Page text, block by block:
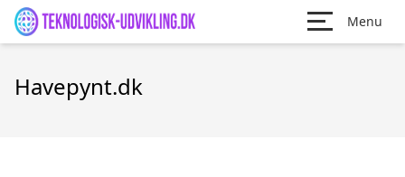
Menu
Havepynt.dk